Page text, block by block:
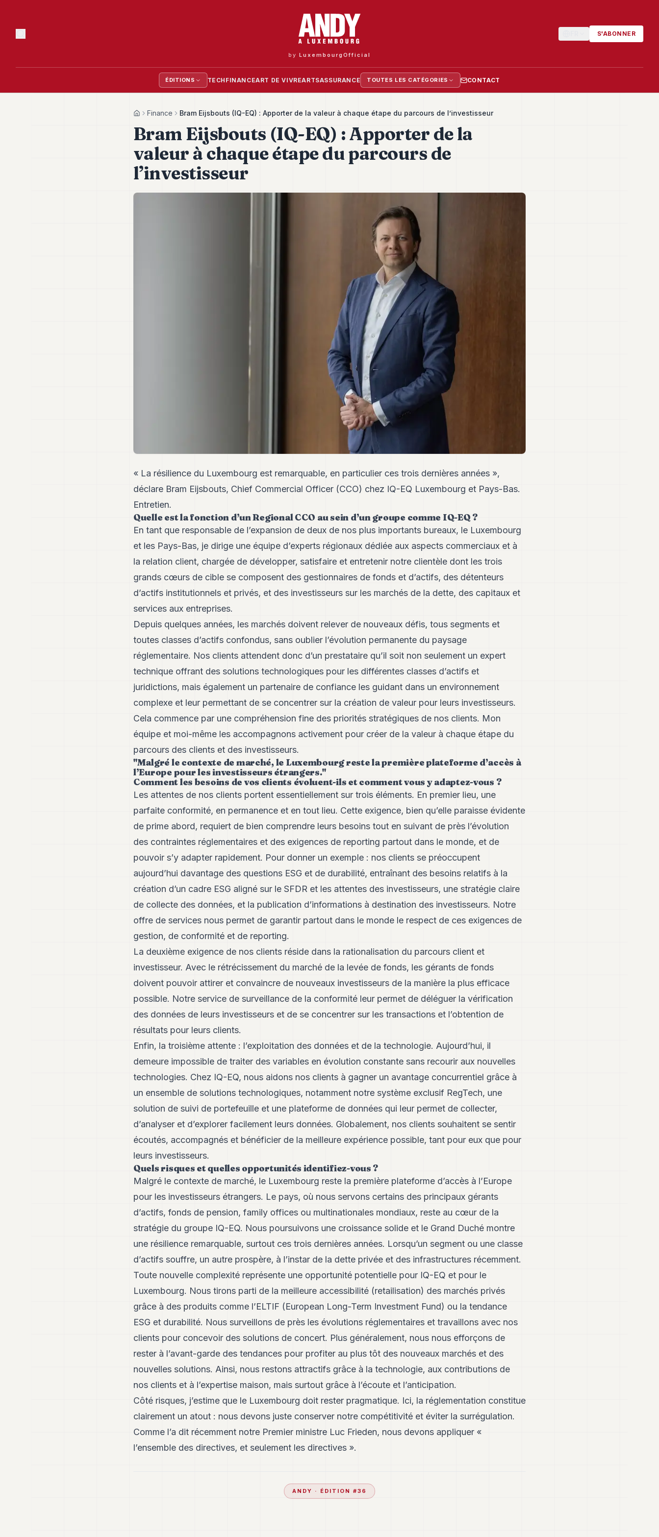
byLuxembourgOfficial
S'ABONNER
ÉDITIONS TECH FINANCEART DE VIVREARTSASSURANCE TOUTES LES CATÉGORIES CONTACT
HomeFinance Bram Eijsbouts (IQ-EQ) : Apporter de la valeur à chaque étape du parcours de l’investisseur
Bram Eijsbouts (IQ-EQ) : Apporter de la
valeur à chaque étape du parcours de
l’investisseur
« La résilience du Luxembourg est remarquable, en particulier ces trois dernières années »,
déclare Bram Eijsbouts, Chief Commercial Officer (CCO) chez IQ-EQ Luxembourg et Pays-Bas.
Entretien.
Quelle est la fonction d’un Regional CCO au sein d’un groupe comme IQ-EQ ?
En tant que responsable de l’expansion de deux de nos plus importants bureaux, le Luxembourg
et les Pays-Bas, je dirige une équipe d’experts régionaux dédiée aux aspects commerciaux et à
la relation client, chargée de développer, satisfaire et entretenir notre clientèle dont les trois
grands cœurs de cible se composent des gestionnaires de fonds et d’actifs, des détenteurs
d’actifs institutionnels et privés, et des investisseurs sur les marchés de la dette, des capitaux et
services aux entreprises.
Depuis quelques années, les marchés doivent relever de nouveaux défis, tous segments et
toutes classes d’actifs confondus, sans oublier l’évolution permanente du paysage
réglementaire. Nos clients attendent donc d’un prestataire qu’il soit non seulement un expert
technique offrant des solutions technologiques pour les différentes classes d’actifs et
juridictions, mais également un partenaire de confiance les guidant dans un environnement
complexe et leur permettant de se concentrer sur la création de valeur pour leurs investisseurs.
Cela commence par une compréhension fine des priorités stratégiques de nos clients. Mon
équipe et moi-même les accompagnons activement pour créer de la valeur à chaque étape du
parcours des clients et des investisseurs.
"Malgré le contexte de marché, le Luxembourg reste la première plateforme d’accès à
l’Europe pour les investisseurs étrangers."
Comment les besoins de vos clients évoluent-ils et comment vous y adaptez-vous ?
Les attentes de nos clients portent essentiellement sur trois éléments. En premier lieu, une
parfaite conformité, en permanence et en tout lieu. Cette exigence, bien qu’elle paraisse évidente
de prime abord, requiert de bien comprendre leurs besoins tout en suivant de près l’évolution
des contraintes réglementaires et des exigences de reporting partout dans le monde, et de
pouvoir s’y adapter rapidement. Pour donner un exemple : nos clients se préoccupent
aujourd’hui davantage des questions ESG et de durabilité, entraînant des besoins relatifs à la
création d’un cadre ESG aligné sur le SFDR et les attentes des investisseurs, une stratégie claire
de collecte des données, et la publication d’informations à destination des investisseurs. Notre
offre de services nous permet de garantir partout dans le monde le respect de ces exigences de
gestion, de conformité et de reporting.
La deuxième exigence de nos clients réside dans la rationalisation du parcours client et
investisseur. Avec le rétrécissement du marché de la levée de fonds, les gérants de fonds
doivent pouvoir attirer et convaincre de nouveaux investisseurs de la manière la plus efficace
possible. Notre service de surveillance de la conformité leur permet de déléguer la vérification
des données de leurs investisseurs et de se concentrer sur les transactions et l’obtention de
résultats pour leurs clients.
Enfin, la troisième attente : l’exploitation des données et de la technologie. Aujourd’hui, il
demeure impossible de traiter des variables en évolution constante sans recourir aux nouvelles
technologies. Chez IQ-EQ, nous aidons nos clients à gagner un avantage concurrentiel grâce à
un ensemble de solutions technologiques, notamment notre système exclusif RegTech, une
solution de suivi de portefeuille et une plateforme de données qui leur permet de collecter,
d’analyser et d’explorer facilement leurs données. Globalement, nos clients souhaitent se sentir
écoutés, accompagnés et bénéficier de la meilleure expérience possible, tant pour eux que pour
leurs investisseurs.
Quels risques et quelles opportunités identifiez-vous ?
Malgré le contexte de marché, le Luxembourg reste la première plateforme d’accès à l’Europe
pour les investisseurs étrangers. Le pays, où nous servons certains des principaux gérants
d’actifs, fonds de pension, family offices ou multinationales mondiaux, reste au cœur de la
stratégie du groupe IQ-EQ. Nous poursuivons une croissance solide et le Grand Duché montre
une résilience remarquable, surtout ces trois dernières années. Lorsqu’un segment ou une classe
d’actifs souffre, un autre prospère, à l’instar de la dette privée et des infrastructures récemment.
Toute nouvelle complexité représente une opportunité potentielle pour IQ-EQ et pour le
Luxembourg. Nous tirons parti de la meilleure accessibilité (retailisation) des marchés privés
grâce à des produits comme l’ELTIF (European Long-Term Investment Fund) ou la tendance
ESG et durabilité. Nous surveillons de près les évolutions réglementaires et travaillons avec nos
clients pour concevoir des solutions de concert. Plus généralement, nous nous efforçons de
rester à l’avant-garde des tendances pour profiter au plus tôt des nouveaux marchés et des
nouvelles solutions. Ainsi, nous restons attractifs grâce à la technologie, aux contributions de
nos clients et à l’expertise maison, mais surtout grâce à l’écoute et l’anticipation.
Côté risques, j’estime que le Luxembourg doit rester pragmatique. Ici, la réglementation constitue
clairement un atout : nous devons juste conserver notre compétitivité et éviter la surrégulation.
Comme l’a dit récemment notre Premier ministre Luc Frieden, nous devons appliquer «
l’ensemble des directives, et seulement les directives ».
ANDY · ÉDITION #36